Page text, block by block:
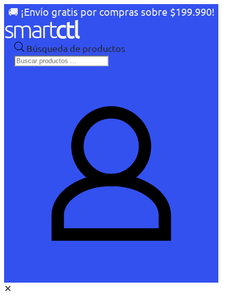
🚚 ¡Envío gratis por compras sobre $199.990!
Búsqueda de productos
✕